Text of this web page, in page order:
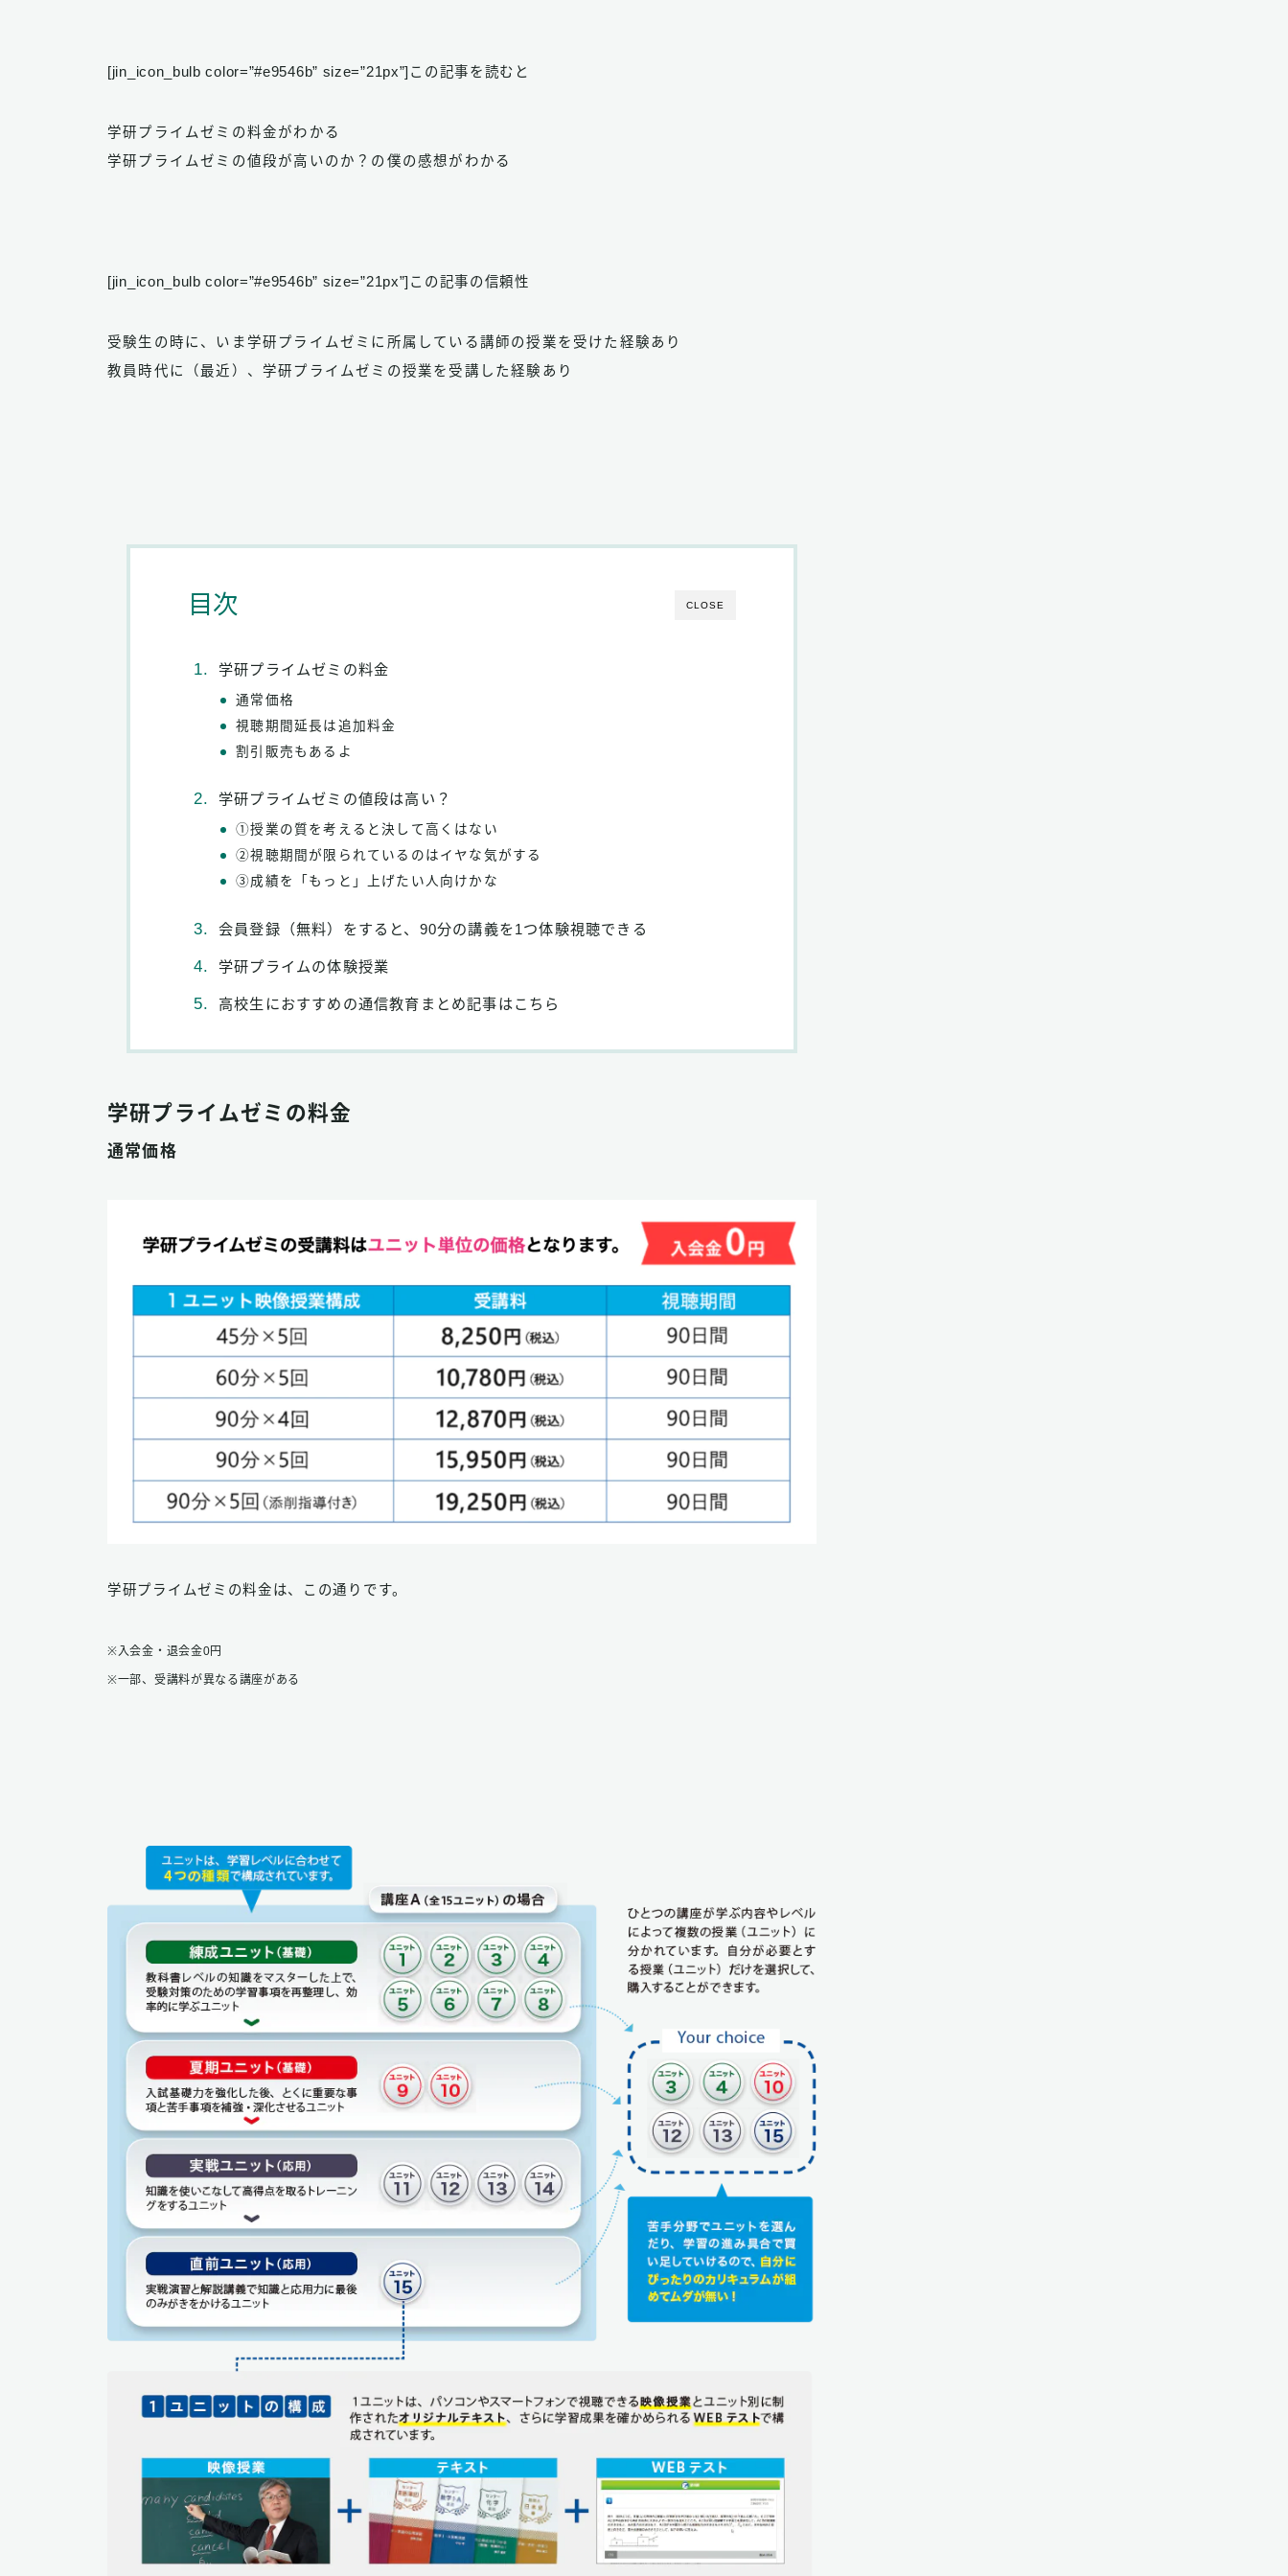
[jin_icon_bulb color=”#e9546b” size=”21px”]この記事を読むと
学研プライムゼミの料金がわかる
学研プライムゼミの値段が高いのか？の僕の感想がわかる
[jin_icon_bulb color=”#e9546b” size=”21px”]この記事の信頼性
受験生の時に、いま学研プライムゼミに所属している講師の授業を受けた経験あり
教員時代に（最近）、学研プライムゼミの授業を受講した経験あり
CLOSE
目次
学研プライムゼミの料金
通常価格
視聴期間延長は追加料金
割引販売もあるよ
学研プライムゼミの値段は高い？
①授業の質を考えると決して高くはない
②視聴期間が限られているのはイヤな気がする
③成績を「もっと」上げたい人向けかな
会員登録（無料）をすると、90分の講義を1つ体験視聴できる
学研プライムの体験授業
高校生におすすめの通信教育まとめ記事はこちら
学研プライムゼミの料金
通常価格
学研プライムゼミの料金は、この通りです。
※入会金・退会金0円
※一部、受講料が異なる講座がある